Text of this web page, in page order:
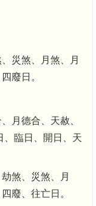
災煞、月煞、月
廢日。
月德合、天赦、
、臨日、開日、天
煞、災煞、月
廢、往亡日。